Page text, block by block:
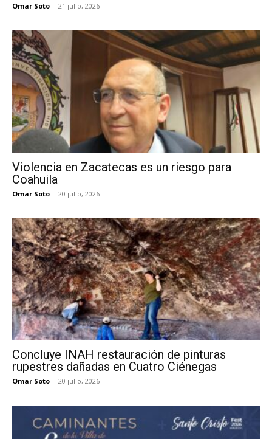
Omar Soto - 21 julio, 2026
Violencia en Zacatecas es un riesgo para
Coahuila
Omar Soto - 20 julio, 2026
Concluye INAH restauración de pinturas
rupestres dañadas en Cuatro Ciénegas
Omar Soto - 20 julio, 2026